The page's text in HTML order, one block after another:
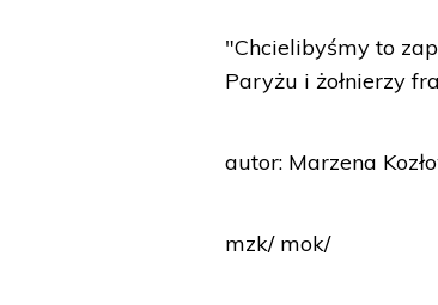
"Chcielibyśmy to
Paryżu i żołnierzy
autor: Marzena
mzk/ mok/